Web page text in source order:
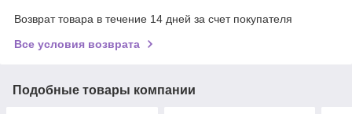
Возврат товара в течение 14 дней за счет покупателя
Все условия возврата
Подобные товары компании